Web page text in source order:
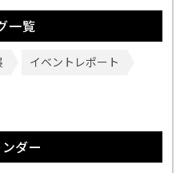
一覧
イベントレポート
ダー